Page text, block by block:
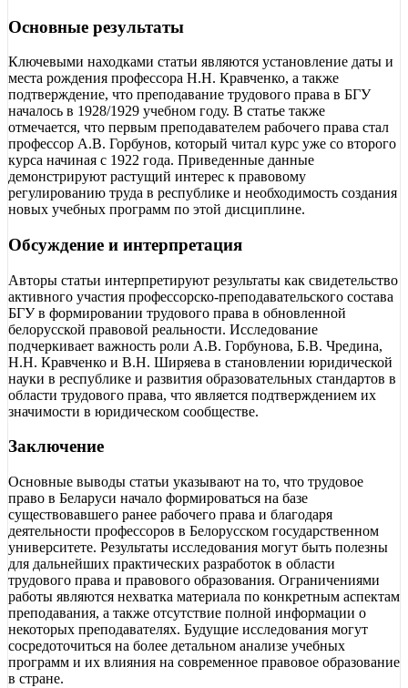
Основные результаты
Ключевыми находками статьи являются установление даты и
места рождения профессора Н.Н. Кравченко, а также
подтверждение, что преподавание трудового права в БГУ
началось в 1928/1929 учебном году. В статье также
отмечается, что первым преподавателем рабочего права стал
профессор А.В. Горбунов, который читал курс уже со второго
курса начиная с 1922 года. Приведенные данные
демонстрируют растущий интерес к правовому
регулированию труда в республике и необходимость создания
новых учебных программ по этой дисциплине.
Обсуждение и интерпретация
Авторы статьи интерпретируют результаты как свидетельство
активного участия профессорско-преподавательского состава
БГУ в формировании трудового права в обновленной
белорусской правовой реальности. Исследование
подчеркивает важность роли А.В. Горбунова, Б.В. Чредина,
Н.Н. Кравченко и В.Н. Ширяева в становлении юридической
науки в республике и развития образовательных стандартов в
области трудового права, что является подтверждением их
значимости в юридическом сообществе.
Заключение
Основные выводы статьи указывают на то, что трудовое
право в Беларуси начало формироваться на базе
существовавшего ранее рабочего права и благодаря
деятельности профессоров в Белорусском государственном
университете. Результаты исследования могут быть полезны
для дальнейших практических разработок в области
трудового права и правового образования. Ограничениями
работы являются нехватка материала по конкретным аспектам
преподавания, а также отсутствие полной информации о
некоторых преподавателях. Будущие исследования могут
сосредоточиться на более детальном анализе учебных
программ и их влияния на современное правовое образование
в стране.